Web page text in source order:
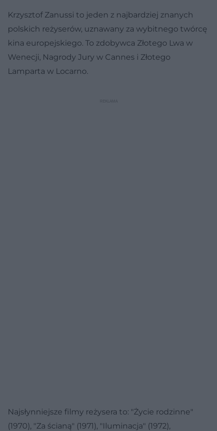
Krzysztof Zanussi to jeden z najbardziej znanych
polskich reżyserów, uznawany za wybitnego twórcę
kina europejskiego. To zdobywca Złotego Lwa w
Wenecji, Nagrody Jury w Cannes i Złotego
Lamparta w Locarno.
Najsłynniejsze filmy reżysera to: "Życie rodzinne"
(1970), "Za ścianą" (1971), "Iluminacja" (1972),